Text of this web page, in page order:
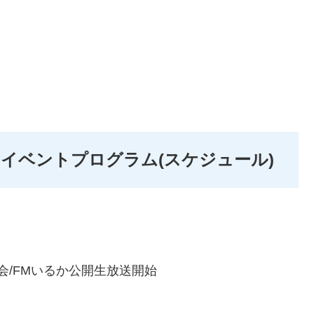
ベントプログラム(スケジュール)
FMいるか公開生放送開始